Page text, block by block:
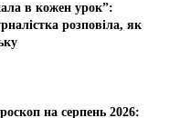
в кожен урок”:
розповіла, як
на серпень 2026: